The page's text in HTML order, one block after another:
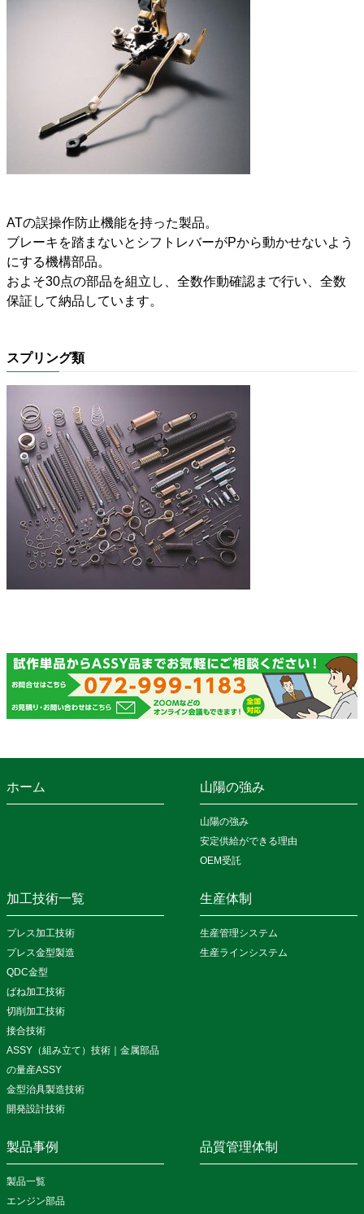
ATの誤操作防止機能を持った製品。
ブレーキを踏まないとシフトレバーがPから動かせないよう
にする機構部品。
およそ30点の部品を組立し、全数作動確認まで行い、全数
保証して納品しています。
スプリング類
ホーム 山陽の強み
山陽の強み
安定供給ができる理由
OEM受託
加工技術一覧
プレス加工技術
プレス金型製造
QDC金型
ばね加工技術
切削加工技術
接合技術
ASSY（組み立て）技術｜金属部品
の量産ASSY
金型治具製造技術
開発設計技術
生産体制
生産管理システム
生産ラインシステム
製品事例
製品一覧
エンジン部品
品質管理体制